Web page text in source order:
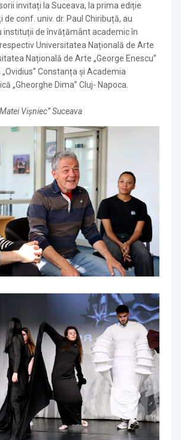
invitați la Suceava, la prima ediție
conf. univ. dr. Paul Chiribuță, au
de învățământ academic în
Universitatea Națională de Arte
Națională de Arte „George Enescu”
Constanța și Academia
„Gheorghe Dima” Cluj- Napoca.
Vișniec” Suceava